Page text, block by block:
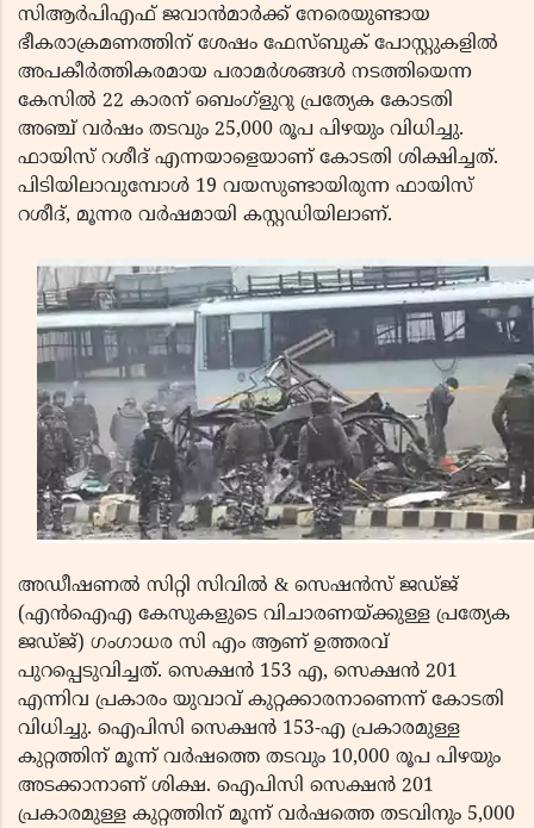
സിആർപിഎഫ് ജവാൻമാർക്ക് നേരെയുണ്ടായ
ഭീകരാക്രമണത്തിന് ശേഷം ഫേസ്ബുക് പോസ്റ്റുകളിൽ
അപകീർത്തികരമായ പരാമർശങ്ങൾ നടത്തിയെന്ന
കേസിൽ 22 കാരന് ബെംഗ്ളുറു പ്രത്യേക കോടതി
അഞ്ച് വർഷം തടവും 25,000 രൂപ പിഴയും വിധിച്ചു.
ഫായിസ് റശീദ് എന്നയാളെയാണ് കോടതി ശിക്ഷിച്ചത്.
പിടിയിലാവുമ്പോൾ 19 വയസുണ്ടായിരുന്ന ഫായിസ്
റശീദ്, മൂന്നര വർഷമായി കസ്റ്റഡിയിലാണ്.
അഡീഷണൽ സിറ്റി സിവിൽ & സെഷൻസ് ജഡ്‌ജ്‌
(എൻഐഎ കേസുകളുടെ വിചാരണയ്ക്കുള്ള പ്രത്യേക
ജഡ്‌ജ്‌) ഗംഗാധര സി എം ആണ് ഉത്തരവ്
പുറപ്പെടുവിച്ചത്. സെക്ഷൻ 153 എ, സെക്ഷൻ 201
എന്നിവ പ്രകാരം യുവാവ് കുറ്റക്കാരനാണെന്ന് കോടതി
വിധിച്ചു. ഐപിസി സെക്ഷൻ 153-എ പ്രകാരമുള്ള
കുറ്റത്തിന് മൂന്ന് വർഷത്തെ തടവും 10,000 രൂപ പിഴയും
അടക്കാനാണ് ശിക്ഷ. ഐപിസി സെക്ഷൻ 201
പ്രകാരമുള്ള കുറ്റത്തിന് മൂന്ന് വർഷത്തെ തടവിനും 5,000